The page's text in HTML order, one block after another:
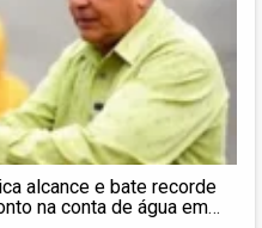
alcance e bate recorde
na conta de água em